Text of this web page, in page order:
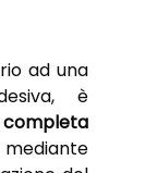
ad una
è
completa
mediante